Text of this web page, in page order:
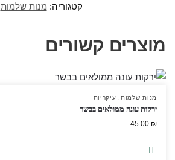
קטגוריה: מנות שלמות
מוצרים קשורים
מנות שלמות, עיקריות
ירקות עונה ממולאים בבשר
45.00 ₪